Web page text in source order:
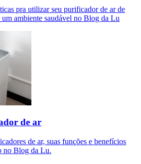
pra utilizar seu purificador de ar de
ambiente saudável no Blog da Lu
de ar​
de ar, suas funções e benefícios
no Blog da Lu.